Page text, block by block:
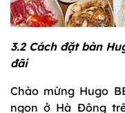
3.2 Cách đặt bàn
đãi
Chào mừng Hugo
ngon ở Hà Đông